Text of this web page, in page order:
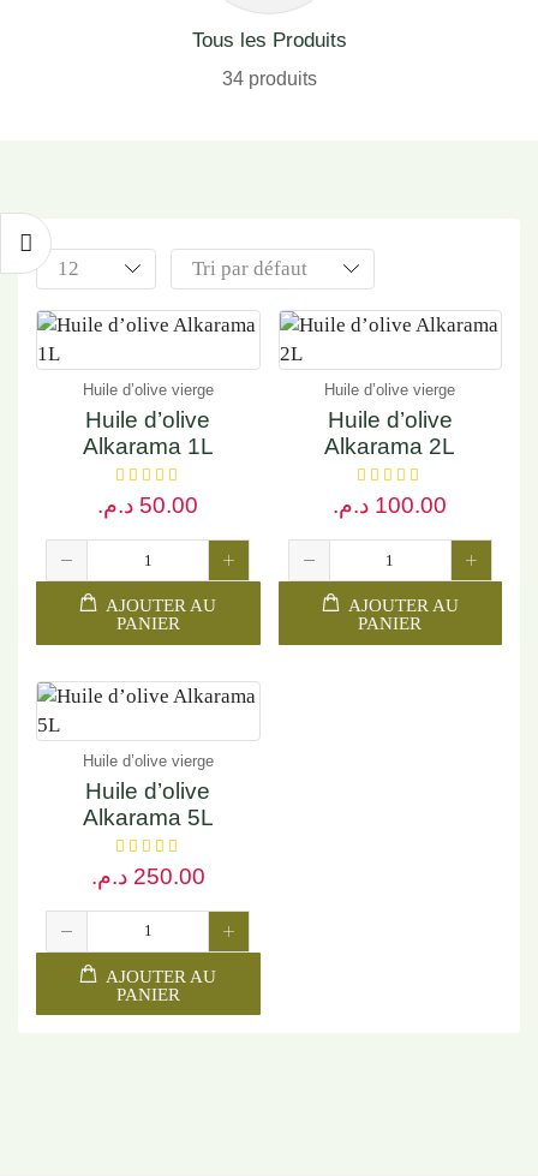
Tous les Produits
34 produits
Huile d’olive vierge
Huile d’olive
Alkarama 1L
50.00 د.م.
AJOUTER AU
PANIER
Huile d’olive vierge
Huile d’olive
Alkarama 2L
100.00 د.م.
AJOUTER AU
PANIER
Huile d’olive vierge
Huile d’olive
Alkarama 5L
250.00 د.م.
AJOUTER AU
PANIER